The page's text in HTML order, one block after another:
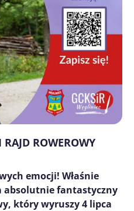
ROWEROWY
emocji! Właśnie
absolutnie fantastyczny
który wyruszy 4 lipca